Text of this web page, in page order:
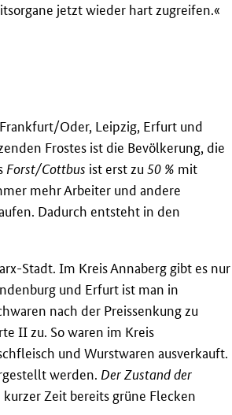
jetzt wieder hart zugreifen.«
Oder, Leipzig, Erfurt und
Frostes ist die Bevölkerung, die
Forst/Cottbus ist erst zu50 % mit
mehr Arbeiter und andere
Dadurch entsteht in den
Stadt. Im Kreis Annaberg gibt es nur
und Erfurt ist man in
nach der Preissenkung zu
II zu. So waren im Kreis
und Wurstwaren ausverkauft.
werden. Der Zustand der
Zeit bereits grüne Flecken